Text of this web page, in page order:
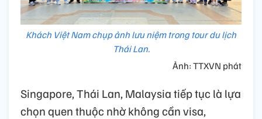
Khách Việt Nam chụp ảnh lưu niệm trong tour du lịch
Thái Lan.
Ảnh: TTXVN phát
Singapore, Thái Lan, Malaysia tiếp tục là lựa
chọn quen thuộc nhờ không cần visa,